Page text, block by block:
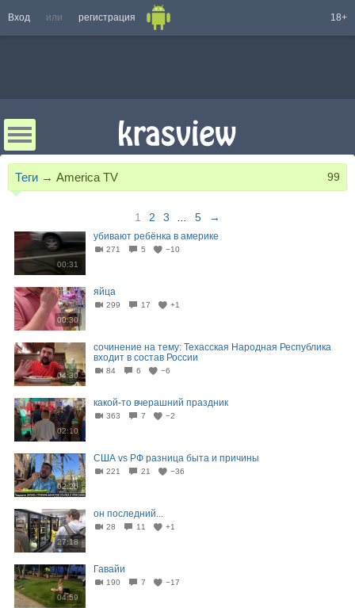
Вход или регистрация 18+
Теги → America TV 99
1 2 3 5 →
00:31
убивают ребёнка в америке
271 5 −10
00:30
яйца
299 17 +1
04:30
сочинение на тему: Техасская Народная Республика
входит в состав России
84 6 −6
02:10
какой-то вчерашний праздник
363 7 −2
02:25
США vs РФ разница быта и причины
221 21 −36
27:18
он последний...
28 11 +1
04:59
Гавайи
190 7 −17